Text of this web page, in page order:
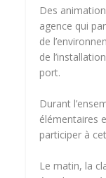
Des
agence qui
de
de
port.
Durant
élémentaires
participer à
Le matin, la